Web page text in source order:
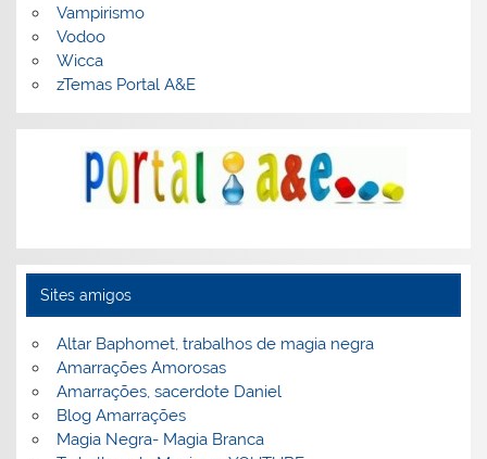
Vampirismo
Vodoo
Wicca
zTemas Portal A&E
Sites amigos
Altar Baphomet, trabalhos de magia negra
Amarrações Amorosas
Amarrações, sacerdote Daniel
Blog Amarrações
Magia Negra- Magia Branca